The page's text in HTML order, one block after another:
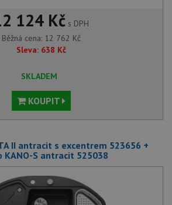
124 Kč s DPH
Běžná cena: 12 762 Kč
Sleva: 638 Kč
SKLADEM
KOUPIT
II antracit s excentrem 523656 +
KANO-S antracit 525038